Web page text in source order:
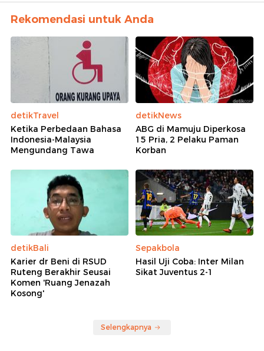
Rekomendasi untuk Anda
detikTravel
Ketika Perbedaan Bahasa
Indonesia-Malaysia
Mengundang Tawa
detikNews
ABG di Mamuju Diperkosa
15 Pria, 2 Pelaku Paman
Korban
detikBali
Karier dr Beni di RSUD
Ruteng Berakhir Seusai
Komen 'Ruang Jenazah
Kosong'
Sepakbola
Hasil Uji Coba: Inter Milan
Sikat Juventus 2-1
Selengkapnya